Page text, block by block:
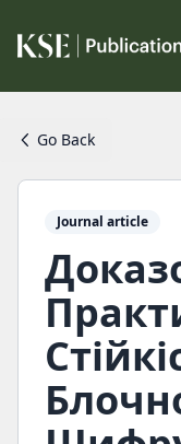
Go Back
Journal article